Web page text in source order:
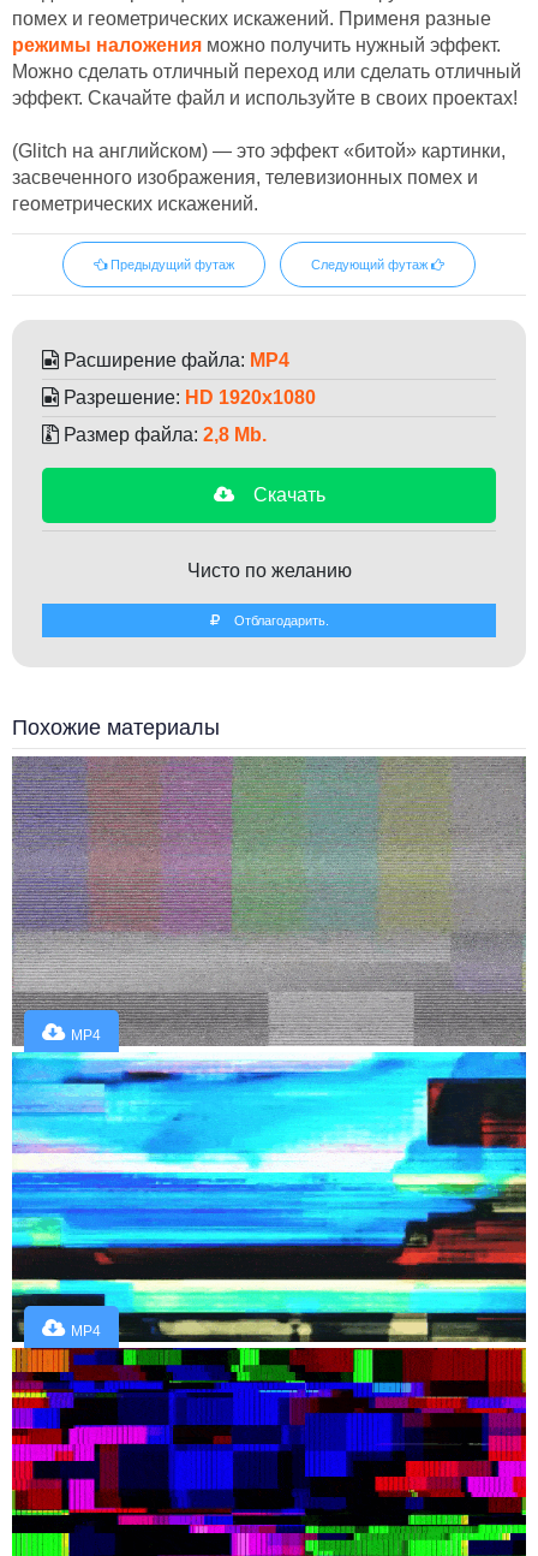
помех и геометрических искажений. Применя разные
режимы наложения можно получить нужный эффект.
Можно сделать отличный переход или сделать отличный
эффект. Скачайте файл и используйте в своих проектах!
(Glitch на английском) — это эффект «битой» картинки,
засвеченного изображения, телевизионных помех и
геометрических искажений.
Предыдущий футаж Следующий футаж
Расширение файла: MP4
Разрешение: HD 1920x1080
Размер файла: 2,8 Mb.
Скачать
Чисто по желанию
Отблагодарить.
Похожие материалы
MP4
MP4